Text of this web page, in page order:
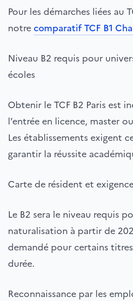
Pour les démarches liées au
notrecomparatif TCF B1
Niveau B2 requis pour
écoles
Obtenir le TCF B2 Paris est
l’entrée en licence, master
Les établissements exigent
garantir la réussite
Carte de résident et
Le B2 sera le niveau requis
naturalisation à partir de
demandé pour certains
durée.
Reconnaissance par les